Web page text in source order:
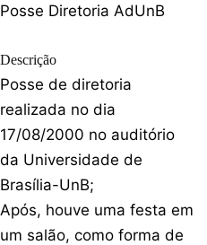
Posse Diretoria AdUnB
Descrição
Posse de diretoria
realizada no dia
17/08/2000 no auditório
da Universidade de
Brasília-UnB;
Após, houve uma festa em
um salão, como forma de